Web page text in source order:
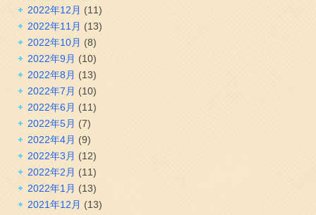
2022年12月 (11)
2022年11月 (13)
2022年10月 (8)
2022年9月 (10)
2022年8月 (13)
2022年7月 (10)
2022年6月 (11)
2022年5月 (7)
2022年4月 (9)
2022年3月 (12)
2022年2月 (11)
2022年1月 (13)
2021年12月 (13)